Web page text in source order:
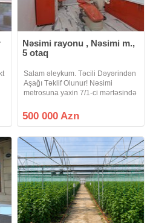
Nəsimi rayonu , Nəsimi m.,
5 otaq
Salam əleykum. Təcili Dəyərindən
Aşağı Təklif Olunur! Nəsimi
metrosuna yaxin 7/1-ci mərtəsində
100kv.m (kupçada qeyri yaşayiş
sahəsi 72kv.m) 5 otaqli, addelni
500 000 Azn